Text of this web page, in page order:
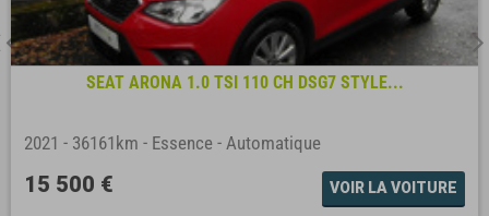
SEAT ARONA 1.0 TSI 110 CH DSG7 STYLE...
2021 - 36161km - Essence - Automatique
15 500 € VOIR LA VOITURE